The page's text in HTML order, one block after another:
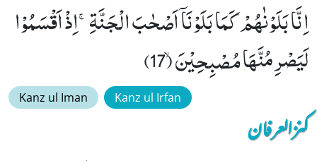
اِنَّا بَلَوْنٰهُمْ كَمَا بَلَوْنَاۤ اَصْحٰبَ الْجَنَّةِۚ-اِذْ اَقْسَمُوْا
لَیَصْرِمُنَّهَا مُصْبِحِیْنَۙ (17)
Kanz ul Iman Kanz ul Irfan
کنزالعرفان